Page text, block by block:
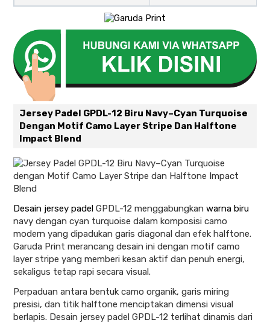
Jersey Padel GPDL-12 Biru Navy–Cyan Turquoise
Dengan Motif Camo Layer Stripe Dan Halftone
Impact Blend
Desain jersey padel GPDL-12 menggabungkan warna biru
navy dengan cyan turquoise dalam komposisi camo
modern yang dipadukan garis diagonal dan efek halftone.
Garuda Print merancang desain ini dengan motif camo
layer stripe yang memberi kesan aktif dan penuh energi,
sekaligus tetap rapi secara visual.
Perpaduan antara bentuk camo organik, garis miring
presisi, dan titik halftone menciptakan dimensi visual
berlapis. Desain jersey padel GPDL-12 terlihat dinamis dari